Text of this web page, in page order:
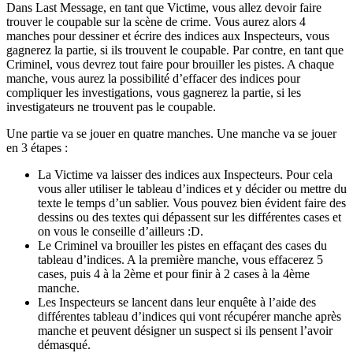
Dans Last Message, en tant que Victime, vous allez devoir faire
trouver le coupable sur la scène de crime. Vous aurez alors 4
manches pour dessiner et écrire des indices aux Inspecteurs, vous
gagnerez la partie, si ils trouvent le coupable. Par contre, en tant que
Criminel, vous devrez tout faire pour brouiller les pistes. A chaque
manche, vous aurez la possibilité d’effacer des indices pour
compliquer les investigations, vous gagnerez la partie, si les
investigateurs ne trouvent pas le coupable.
Une partie va se jouer en quatre manches. Une manche va se jouer
en 3 étapes :
La Victime va laisser des indices aux Inspecteurs. Pour cela
vous aller utiliser le tableau d’indices et y décider ou mettre du
texte le temps d’un sablier. Vous pouvez bien évident faire des
dessins ou des textes qui dépassent sur les différentes cases et
on vous le conseille d’ailleurs :D.
Le Criminel va brouiller les pistes en effaçant des cases du
tableau d’indices. A la première manche, vous effacerez 5
cases, puis 4 à la 2ème et pour finir à 2 cases à la 4ème
manche.
Les Inspecteurs se lancent dans leur enquête à l’aide des
différentes tableau d’indices qui vont récupérer manche après
manche et peuvent désigner un suspect si ils pensent l’avoir
démasqué.